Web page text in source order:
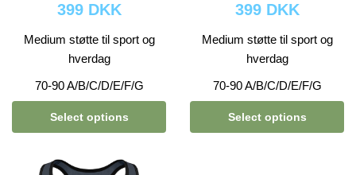
399 DKK
Medium støtte til sport og
hverdag
70-90 A/B/C/D/E/F/G
Select options
399 DKK
Medium støtte til sport og
hverdag
70-90 A/B/C/D/E/F/G
Select options